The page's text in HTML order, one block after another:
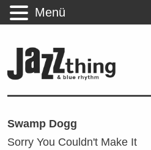
Swamp Dogg
Sorry You Couldn't Make It
Menü